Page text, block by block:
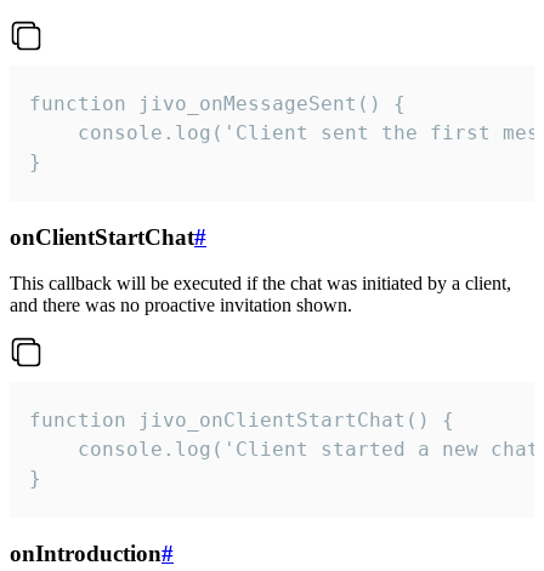
function jivo_onMessageSent() {
console.log('Client sent the first
}
onClientStartChat#
This callback will be executed if the chat was initiated by a client,
and there was no proactive invitation shown.
function jivo_onClientStartChat() {
console.log('Client started a new
}
onIntroduction#